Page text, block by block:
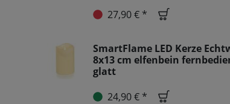
27,90 € *
SmartFlame LED Kerze
8x13 cm elfenbein
glatt
24,90 € *